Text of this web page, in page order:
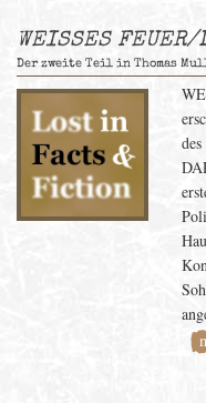
WEISSES FEUER/
Der zweite Teil in Thomas